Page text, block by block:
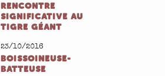
RENCONTRE
SIGNIFICATIVE AU
TIGRE GÉANT
23/10/2016
BOISSOINEUSE-
BATTEUSE